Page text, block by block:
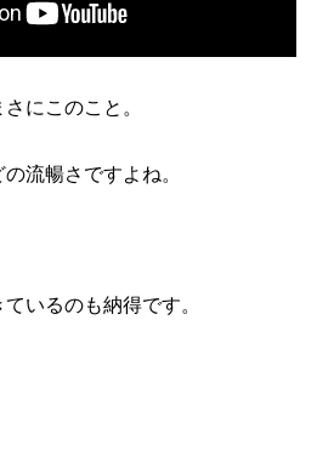
にこのこと。
流暢さですよね。
いるのも納得です。